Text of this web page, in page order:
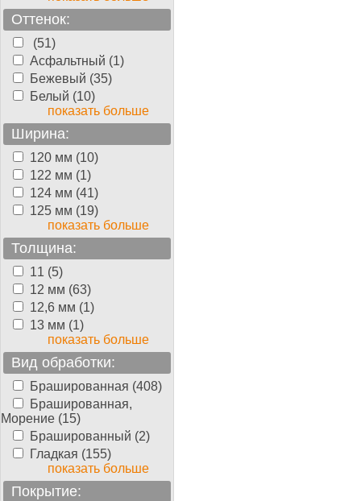
Оттенок:
(51)
Асфальтный (1)
Бежевый (35)
Белый (10)
показать больше
Ширина:
120 мм (10)
122 мм (1)
124 мм (41)
125 мм (19)
показать больше
Толщина:
11 (5)
12 мм (63)
12,6 мм (1)
13 мм (1)
показать больше
Вид обработки:
Брашированная (408)
Брашированная,
Морение (15)
Брашированный (2)
Гладкая (155)
показать больше
Покрытие: